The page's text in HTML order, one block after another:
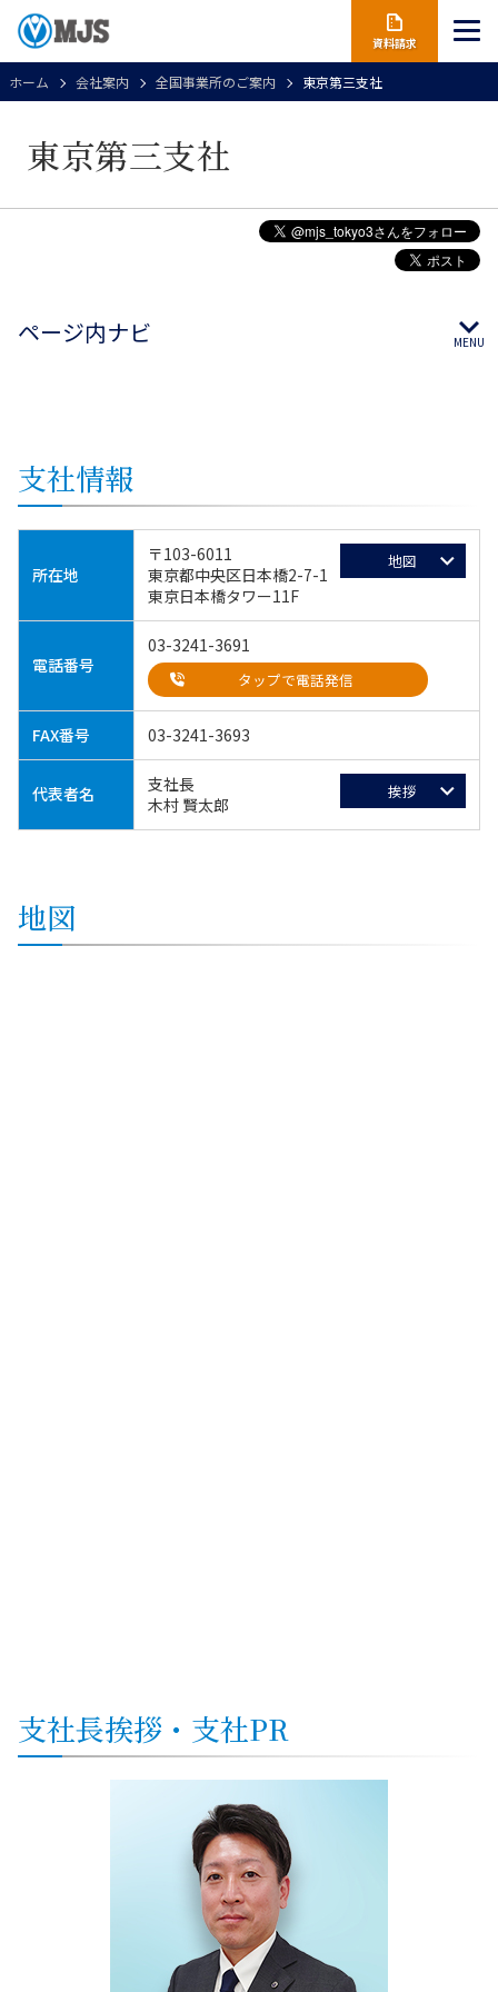
資料請求
ホーム 会社案内 全国事業所のご案内 東京第三支社
東京第三支社
ページ内ナビ
支社情報
所在地
地図
〒103-6011
東京都中央区日本橋2-7-1
東京日本橋タワー11F
電話番号
03-3241-3691
タップで電話発信
FAX番号 03-3241-3693
代表者名 挨拶
支社長
木村 賢太郎
地図
支社長挨拶・ 支社PR